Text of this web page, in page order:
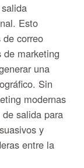
Esto
correo
marketing
una
Sin
modernas
salida para
y
entre la